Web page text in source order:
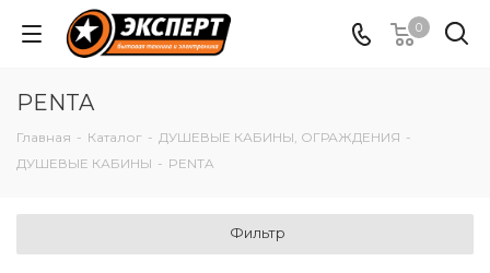
0
PENTA
Главная - Каталог - ДУШЕВЫЕ КАБИНЫ, ОГРАЖДЕНИЯ -
ДУШЕВЫЕ КАБИНЫ - PENTA
Фильтр